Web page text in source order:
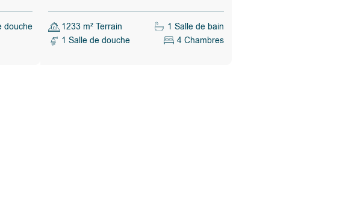
douche
1233 m² Terrain
1 Salle de bain
1 Salle de douche
4 Chambres